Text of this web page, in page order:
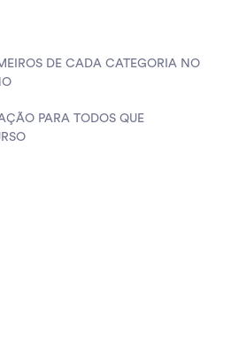
DE CADA CATEGORIA NO
PARA TODOS QUE